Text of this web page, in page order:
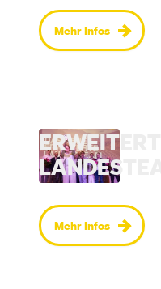
Mehr Infos
Mehr Infos